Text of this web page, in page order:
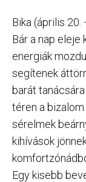
Bika (április 20.
Bár a nap eleje
energiák
segítenek
barát
téren a
sérelmek
kihívások
Egy kisebb